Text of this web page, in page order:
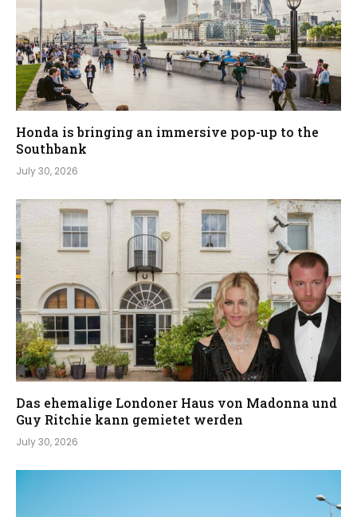
Honda is bringing an immersive pop-up to the
Southbank
July 30, 2026
Das ehemalige Londoner Haus von Madonna und
Guy Ritchie kann gemietet werden
July 30, 2026